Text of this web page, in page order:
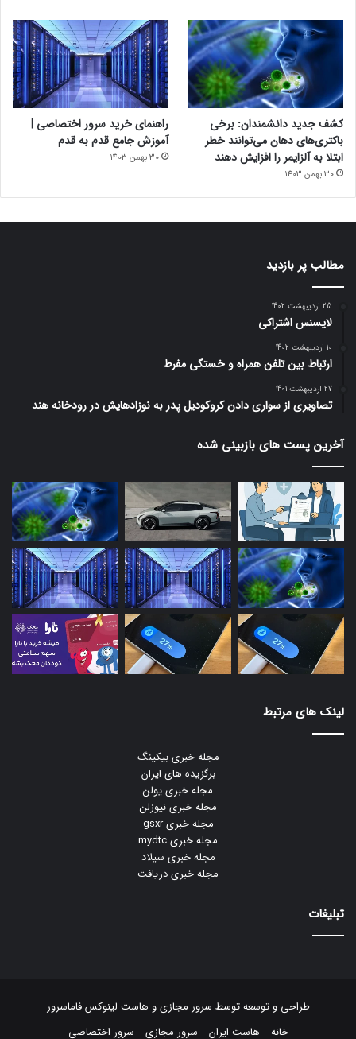
کشف جدید دانشمندان: برخی
باکتری‌های دهان می‌توانند خطر
ابتلا به آلزایمر را افزایش دهند
30 بهمن 1403
راهنمای خرید سرور اختصاصی |
آموزش جامع قدم به قدم
30 بهمن 1403
مطالب پر بازدید
25 اردیبهشت 1402
لایسنس اشتراکی
10 اردیبهشت 1402
ارتباط بین تلفن همراه و خستگی مفرط
27 اردیبهشت 1401
تصاویری از سواری دادن کروکودیل پدر به نوزادهایش در رودخانه هند
آخرین پست های بازبینی شده
لینک های مرتبط
مجله خبری بیکینگ
برگزیده های ایران
مجله خبری یولن
مجله خبری نیوزلن
مجله خبری gsxr
مجله خبری mydtc
مجله خبری سیلاد
مجله خبری دریافت
تبلیغات
طراحی و توسعه توسط سرور مجازیو هاست لینوکسفاماسرور
خانه
هاست ایران سرور مجازی سرور اختصاصی